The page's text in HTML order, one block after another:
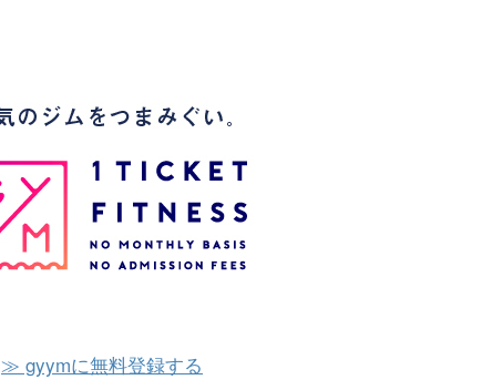
≫ gyymに無料登録する